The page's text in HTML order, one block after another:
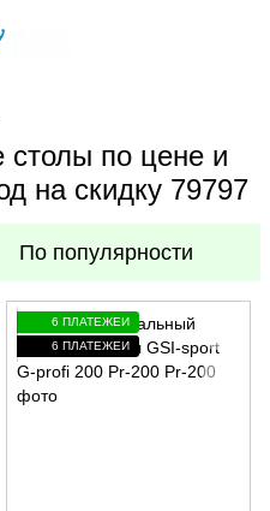
по цене и
на скидку 79797
По популярности
6 ПЛАТЕЖЕЙ
6 ПЛАТЕЖЕЙ